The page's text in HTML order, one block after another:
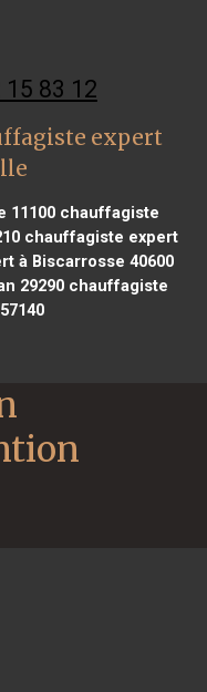
15 83 12
expert
11100chauffagiste
chauffagiste expert
à Biscarrosse 40600
29290chauffagiste